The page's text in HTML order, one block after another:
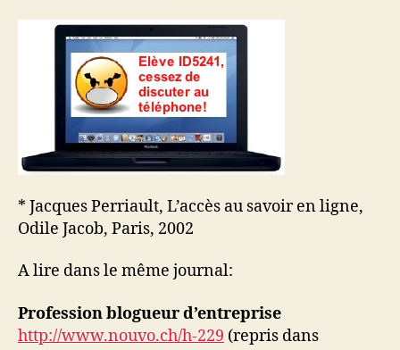
* Jacques Perriault, L’accès au savoir en ligne,
Odile Jacob, Paris, 2002
A lire dans le même journal:
Profession blogueur d’entreprise
http://www.nouvo.ch/h-229 (repris dans